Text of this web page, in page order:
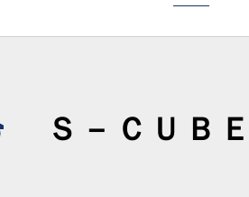
Ｓ－ＣＵＢ